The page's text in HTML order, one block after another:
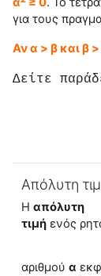
για τους
Αν α > β και β
Δείτε
Απόλυτη
Η απόλυτη
τιμήενός
αριθμού α